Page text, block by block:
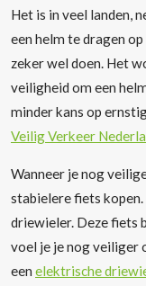
Het is in veel landen,
een helm te dragen
zeker wel doen. Het
veiligheid om een
minder kans op
Veilig Verkeer
Wanneer je nog
stabielere fiets kopen.
driewieler. Deze fiets
voel je je nog veiliger
een elektrische